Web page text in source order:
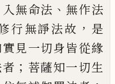
入無命法 、 無作法
行無諍法故 ， 是
見一切身皆從緣
； 菩薩知一切生